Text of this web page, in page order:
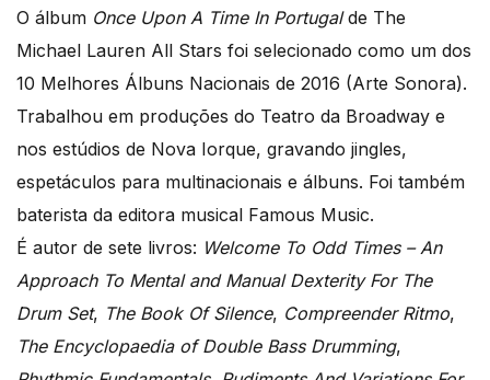
O álbum Once Upon A Time In Portugalde The
Michael Lauren All Stars foi selecionado como um dos
10 Melhores Álbuns Nacionais de 2016 (Arte Sonora).
Trabalhou em produções do Teatro da Broadway e
nos estúdios de Nova Iorque, gravando jingles,
espetáculos para multinacionais e álbuns. Foi também
baterista da editora musical Famous Music.
É autor de sete livros: Welcome To Odd Times – An
Approach To Mental and Manual Dexterity For The
Drum Set, The Book Of Silence, Compreender Ritmo,
The Encyclopaedia of Double Bass Drumming,